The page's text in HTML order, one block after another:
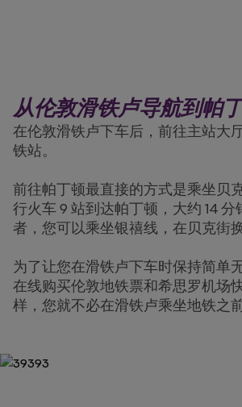
从伦敦滑铁卢导航到帕
在伦敦滑铁卢下车后，前往主站大
铁站。
前往帕丁顿最直接的方式是乘坐贝
行火车 9 站到达帕丁顿，大约 14 分
者，您可以乘坐银禧线，在贝克街换
为了让您在滑铁卢下车时保持简单
在线购买伦敦地铁票和希思罗机场
样，您就不必在滑铁卢乘坐地铁之